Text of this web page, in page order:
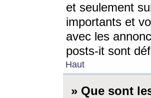
et seulement
importants et
avec les
posts-it sont
Haut
» Que sont